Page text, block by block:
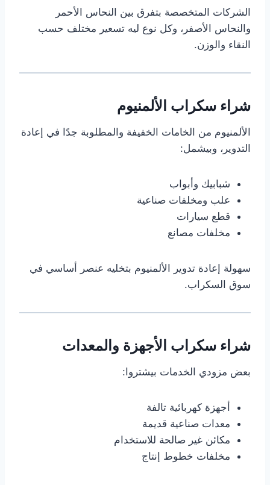
الشركات المتخصصة بتفرق بين النحاس الأحمر
والنحاس الأصفر، وكل نوع ليه تسعير مختلف حسب
النقاء والوزن.
شراء سكراب الألمنيوم
الألمنيوم من الخامات الخفيفة والمطلوبة جدًا في إعادة
التدوير، وبيشمل:
شبابيك وأبواب
علب ومخلفات صناعية
قطع سيارات
مخلفات مصانع
سهولة إعادة تدوير الألمنيوم بتخليه عنصر أساسي في
سوق السكراب.
شراء سكراب الأجهزة والمعدات
بعض مزودي الخدمات بيشتروا:
أجهزة كهربائية تالفة
معدات صناعية قديمة
مكائن غير صالحة للاستخدام
مخلفات خطوط إنتاج